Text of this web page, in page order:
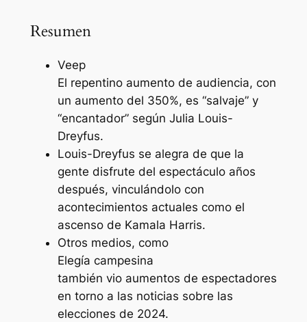
Resumen
Veep
El repentino aumento de audiencia, con
un aumento del 350%, es “salvaje” y
“encantador” según Julia Louis-
Dreyfus.
Louis-Dreyfus se alegra de que la
gente disfrute del espectáculo años
después, vinculándolo con
acontecimientos actuales como el
ascenso de Kamala Harris.
Otros medios, como
Elegía campesina
también vio aumentos de espectadores
en torno a las noticias sobre las
elecciones de 2024.